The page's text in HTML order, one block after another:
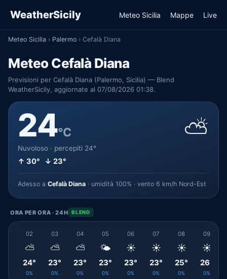
WeatherSicily Meteo Sicilia Mappe Live
Meteo Sicilia › Palermo › Cefalà Diana
Meteo Cefalà Diana
Previsioni per Cefalà Diana (Palermo, Sicilia) — Blend
WeatherSicily, aggiornate al 07/08/2026 01:38.
24°C
Nuvoloso · percepiti 24°
↑ 30° ↓ 23°
⛅
Adesso a Cefalà Diana · umidità 100% · vento 6 km/h Nord-Est
ORA PER ORA · 24H BLEND
02
⛅
24°
0%
03
⛅
23°
0%
04
⛅
23°
0%
05
🌤️
23°
0%
06
☀️
23°
0%
07
☀️
23°
0%
08
☀️
25°
0%
09
☀️
26°
0%